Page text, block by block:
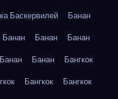
Баскервилей
Банан
Банан Банан
Банан
Банан Банан
Бангкок
Бангкок
Бангкок